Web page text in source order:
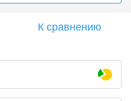
К сравнению